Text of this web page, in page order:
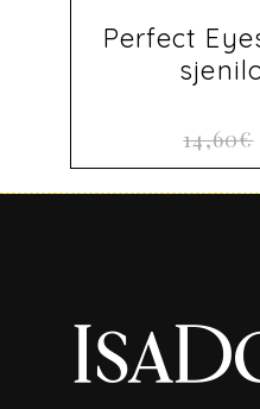
Perfect
14,60€